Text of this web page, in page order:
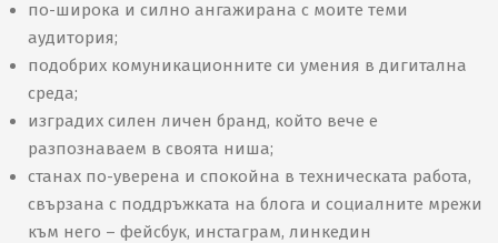
по-широка и силно ангажирана с моите теми
аудитория;
подобрих комуникационните си умения в дигитална
среда;
изградих силен личен бранд, който вече е
разпознаваем в своята ниша;
станах по-уверена и спокойна в техническата работа,
свързана с поддръжката на блога и социалните мрежи
към него – фейсбук, инстаграм, линкедин